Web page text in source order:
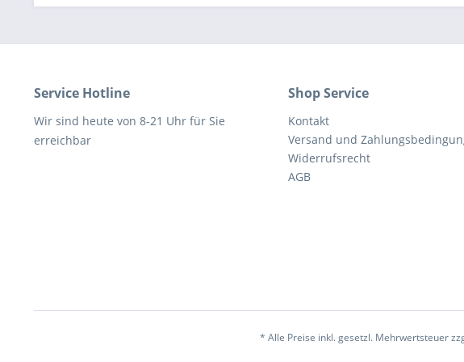
Service Hotline
Wir sind heute von 8-21 Uhr für Sie
erreichbar
Shop Service
Kontakt
Versand und
Widerrufsrecht
AGB
* Alle Preise inkl. gesetzl. Mehrwertsteuer